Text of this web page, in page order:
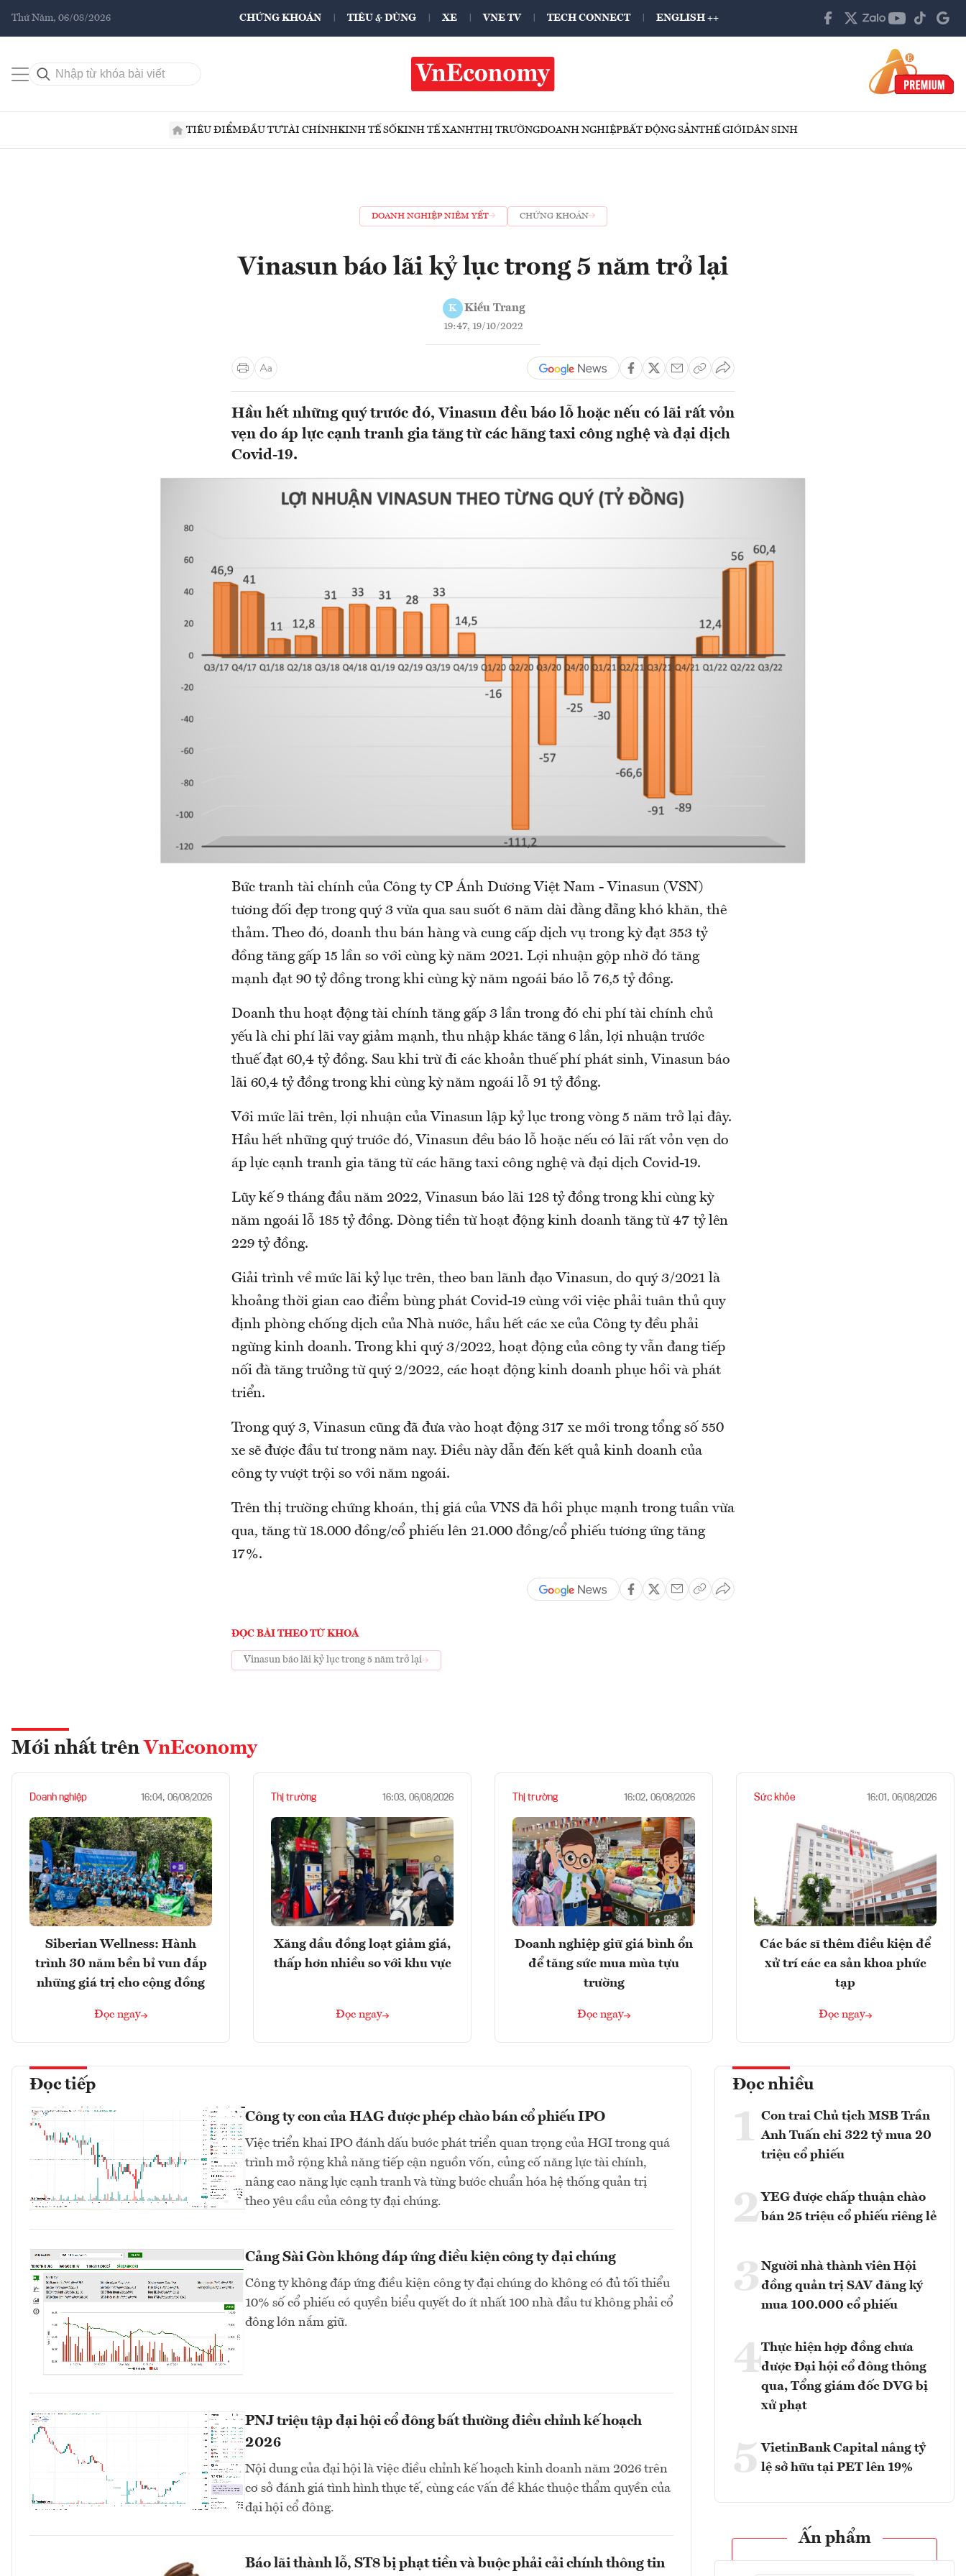
Thứ Năm, 06/08/2026 CHỨNG KHOÁN TIÊU & DÙNG XE VNE TV TECH CONNECT ENGLISH ++
TIÊU ĐIỂMĐẦU TƯTÀI CHÍNHKINH TẾ SỐKINH TẾ XANHTHỊ TRƯỜNGDOANH NGHIỆPBẤT ĐỘNG SẢNTHẾ GIỚIDÂN SINH
DOANH NGHIỆP NIÊM YẾT CHỨNG KHOÁN
Vinasun báo lãi kỷ lục trong 5 năm trở lại
K Kiều Trang
19:47, 19/10/2022
Hầu hết những quý trước đó, Vinasun đều báo lỗ hoặc nếu có lãi rất vỏn
vẹn do áp lực cạnh tranh gia tăng từ các hãng taxi công nghệ và đại dịch
Covid-19.
Bức tranh tài chính của Công ty CP Ánh Dương Việt Nam - Vinasun (VSN)
tương đối đẹp trong quý 3 vừa qua sau suốt 6 năm dài đằng đẵng khó khăn, thê
thảm. Theo đó, doanh thu bán hàng và cung cấp dịch vụ trong kỳ đạt 353 tỷ
đồng tăng gấp 15 lần so với cùng kỳ năm 2021. Lợi nhuận gộp nhờ đó tăng
mạnh đạt 90 tỷ đồng trong khi cùng kỳ năm ngoái báo lỗ 76,5 tỷ đồng.
Doanh thu hoạt động tài chính tăng gấp 3 lần trong đó chi phí tài chính chủ
yếu là chi phí lãi vay giảm mạnh, thu nhập khác tăng 6 lần, lợi nhuận trước
thuế đạt 60,4 tỷ đồng. Sau khi trừ đi các khoản thuế phí phát sinh, Vinasun báo
lãi 60,4 tỷ đồng trong khi cùng kỳ năm ngoái lỗ 91 tỷ đồng.
Với mức lãi trên, lợi nhuận của Vinasun lập kỷ lục trong vòng 5 năm trở lại đây.
Hầu hết những quý trước đó, Vinasun đều báo lỗ hoặc nếu có lãi rất vỏn vẹn do
áp lực cạnh tranh gia tăng từ các hãng taxi công nghệ và đại dịch Covid-19.
Lũy kế 9 tháng đầu năm 2022, Vinasun báo lãi 128 tỷ đồng trong khi cùng kỳ
năm ngoái lỗ 185 tỷ đồng. Dòng tiền từ hoạt động kinh doanh tăng từ 47 tỷ lên
229 tỷ đồng.
Giải trình về mức lãi kỷ lục trên, theo ban lãnh đạo Vinasun, do quý 3/2021 là
khoảng thời gian cao điểm bùng phát Covid-19 cùng với việc phải tuân thủ quy
định phòng chống dịch của Nhà nước, hầu hết các xe của Công ty đều phải
ngừng kinh doanh. Trong khi quý 3/2022, hoạt động của công ty vẫn đang tiếp
nối đà tăng trưởng từ quý 2/2022, các hoạt động kinh doanh phục hồi và phát
triển.
Trong quý 3, Vinasun cũng đã đưa vào hoạt động 317 xe mới trong tổng số 550
xe sẽ được đầu tư trong năm nay. Điều này dẫn đến kết quả kinh doanh của
công ty vượt trội so với năm ngoái.
Trên thị trường chứng khoán, thị giá của VNS đã hồi phục mạnh trong tuần vừa
qua, tăng từ 18.000 đồng/cổ phiếu lên 21.000 đồng/cổ phiếu tương ứng tăng
17%.
ĐỌC BÀI THEO TỪ KHOÁ
Vinasun báo lãi kỷ lục trong 5 năm trở lại
Mới nhất trên VnEconomy
Doanh nghiệp 16:04, 06/08/2026
Siberian Wellness: Hành
trình 30 năm bền bỉ vun đắp
những giá trị cho cộng đồng
Đọc ngay
Thị trường 16:03, 06/08/2026
Xăng dầu đồng loạt giảm giá,
thấp hơn nhiều so với khu vực
Đọc ngay
Thị trường 16:02, 06/08/2026
Doanh nghiệp giữ giá bình ổn
để tăng sức mua mùa tựu
trường
Đọc ngay
Sức khỏe 16:01, 06/08/2026
Các bác sĩ thêm điều kiện để
xử trí các ca sản khoa phức
tạp
Đọc ngay
Đọc tiếp
Công ty con của HAG được phép chào bán cổ phiếu IPO
Việc triển khai IPO đánh dấu bước phát triển quan trọng của HGI trong quá
trình mở rộng khả năng tiếp cận nguồn vốn, củng cố năng lực tài chính,
nâng cao năng lực cạnh tranh và từng bước chuẩn hóa hệ thống quản trị
theo yêu cầu của công ty đại chúng.
Cảng Sài Gòn không đáp ứng điều kiện công ty đại chúng
Công ty không đáp ứng điều kiện công ty đại chúng do không có đủ tối thiểu
10% số cổ phiếu có quyền biểu quyết do ít nhất 100 nhà đầu tư không phải cổ
đông lớn nắm giữ.
PNJ triệu tập đại hội cổ đông bất thường điều chỉnh kế hoạch
2026
Nội dung của đại hội là việc điều chỉnh kế hoạch kinh doanh năm 2026 trên
cơ sở đánh giá tình hình thực tế, cùng các vấn đề khác thuộc thẩm quyền của
đại hội cổ đông.
Báo lãi thành lỗ, ST8 bị phạt tiền và buộc phải cải chính thông tin
Đọc nhiều
1 Con trai Chủ tịch MSB Trần
Anh Tuấn chi 322 tỷ mua 20
triệu cổ phiếu
2YEG được chấp thuận chào
bán 25 triệu cổ phiếu riêng lẻ
3 Người nhà thành viên Hội
đồng quản trị SAV đăng ký
mua 100.000 cổ phiếu
4Thực hiện hợp đồng chưa
được Đại hội cổ đông thông
qua, Tổng giám đốc DVG bị
xử phạt
5 VietinBank Capital nâng tỷ
lệ sở hữu tại PET lên 19%
Ấn phẩm